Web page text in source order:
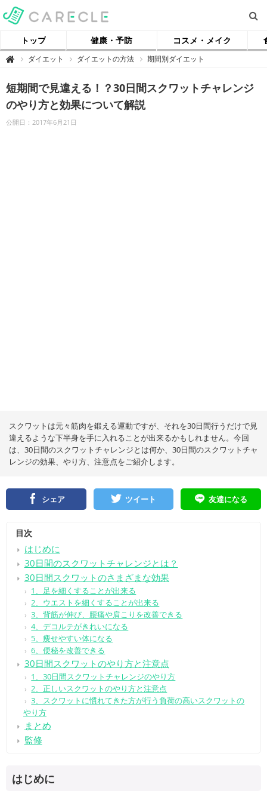
トップ 健康・予防 コスメ・メイク
 【
ル
】
ダイエット ダイエットの方法 期間別ダイエット
短期間で見違える！？30日間スクワットチャレンジ
のやり方と効果について解説
公開日：2017年6月21日
スクワットは元々筋肉を鍛える運動ですが、それを30日間行うだけで見
違えるような下半身を手に入れることが出来るかもしれません。今回
は、30日間のスクワットチャレンジとは何か、30日間のスクワットチャ
レンジの効果、やり方、注意点をご紹介します。
シェア ツイート 友達になる
目次
はじめに
30日間のスクワットチャレンジとは？
30日間スクワットのさまざまな効果
1、足を細くすることが出来る
2、ウエストを細くすることが出来る
3、背筋が伸び、腰痛や肩こりを改善できる
4、デコルテがきれいになる
5、痩せやすい体になる
6、便秘を改善できる
30日間スクワットのやり方と注意点
1、30日間スクワットチャレンジのやり方
2、正しいスクワットのやり方と注意点
3、スクワットに慣れてきた方が行う負荷の高いスクワットの
やり方
まとめ
監修
はじめに